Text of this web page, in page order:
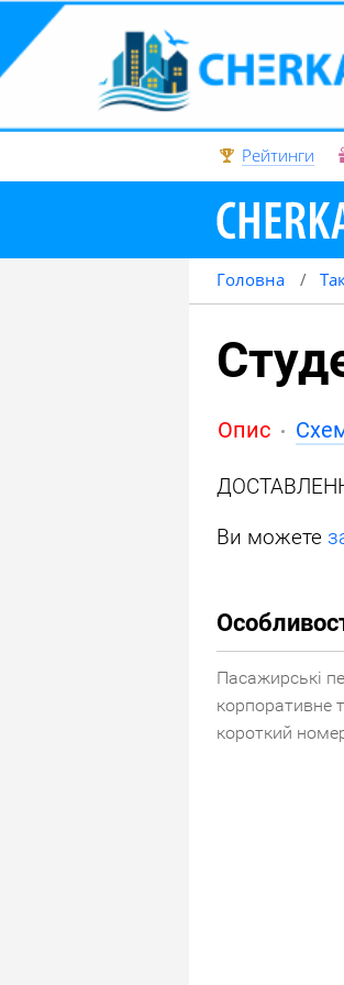
Рейтинги
Головна
Опис
Ви можете
Пасажирські
корпоративне
короткий